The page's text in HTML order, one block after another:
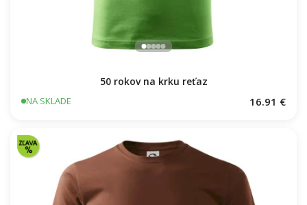
50 rokov na krku reťaz
NA SKLADE 16.91 €